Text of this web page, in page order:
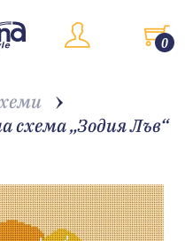
0
схема „Зодия Лъв“